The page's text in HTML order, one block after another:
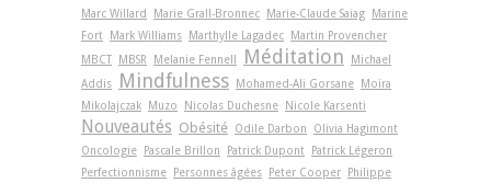
Marc Willard
Marie Grall-Bronnec Marie-Claude Saiag
Marine
Fort
Mark Williams Marthylle Lagadec
Martin Provencher
MBCT
MBSR Melanie Fennell Méditation
Michael
Addis
Mindfulness Mohamed-Ali Gorsane
Moïra
Mikolajczak
Muzo Nicolas Duchesne Nicole Karsenti
Nouveautés Obésité Odile Darbon
Olivia Hagimont
Oncologie
Pascale Brillon Patrick Dupont
Patrick Légeron
Perfectionnisme
Personnes âgées Peter Cooper
Philippe